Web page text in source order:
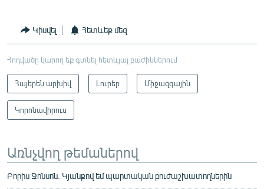
Կիսվել Հետևեք մեզ
Հոդվածը կարող եք գտնել հետևյալ բաժիններում
Հայերեն արխիվ Լուրեր Միջազգային
Կորոնավիրուս
Առնչվող թեմաներով
Բորիս Ջոնսոն. Կյանքով եմ պարտական բուժաշխատողներին